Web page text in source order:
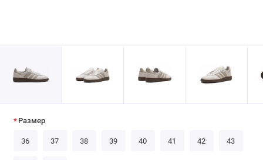
Размер
36 37 38 39 40 41 42 43